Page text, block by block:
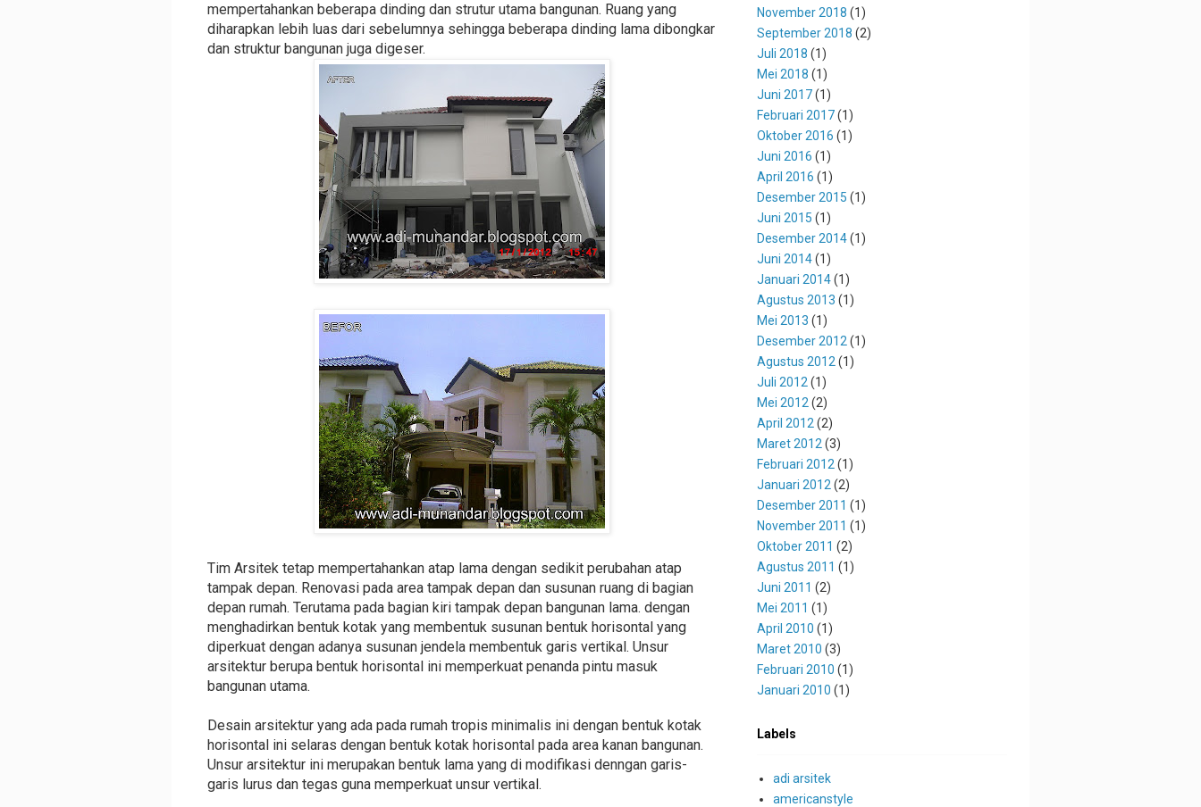
mempertahankan beberapa dinding dan strutur utama bangunan. Ruang yang
diharapkan lebih luas dari sebelumnya sehingga beberapa dinding lama dibongkar
dan struktur bangunan juga digeser.
Tim Arsitek tetap mempertahankan atap lama dengan sedikit perubahan atap
tampak depan. Renovasi pada area tampak depan dan susunan ruang di bagian
depan rumah. Terutama pada bagian kiri tampak depan bangunan lama. dengan
menghadirkan bentuk kotak yang membentuk susunan bentuk horisontal yang
diperkuat dengan adanya susunan jendela membentuk garis vertikal. Unsur
arsitektur berupa bentuk horisontal ini memperkuat penanda pintu masuk
bangunan utama.
Desain arsitektur yang ada pada rumah tropis minimalis ini dengan bentuk kotak
horisontal ini selaras dengan bentuk kotak horisontal pada area kanan bangunan.
Unsur arsitektur ini merupakan bentuk lama yang di modifikasi denngan garis-
garis lurus dan tegas guna memperkuat unsur vertikal.
November 2018 (1)
September 2018 (2)
Juli 2018 (1)
Mei 2018 (1)
Juni 2017(1)
Februari 2017(1)
Oktober 2016 (1)
Juni 2016 (1)
April 2016 (1)
Desember 2015 (1)
Juni 2015 (1)
Desember 2014(1)
Juni 2014(1)
Januari 2014(1)
Agustus 2013 (1)
Mei 2013 (1)
Desember 2012 (1)
Agustus 2012 (1)
Juli 2012 (1)
Mei 2012 (2)
April 2012 (2)
Maret 2012 (3)
Februari 2012 (1)
Januari 2012 (2)
Desember 2011 (1)
November 2011 (1)
Oktober 2011 (2)
Agustus 2011 (1)
Juni 2011 (2)
Mei 2011 (1)
April 2010 (1)
Maret 2010 (3)
Februari 2010 (1)
Januari 2010 (1)
Labels
adi arsitek
americanstyle